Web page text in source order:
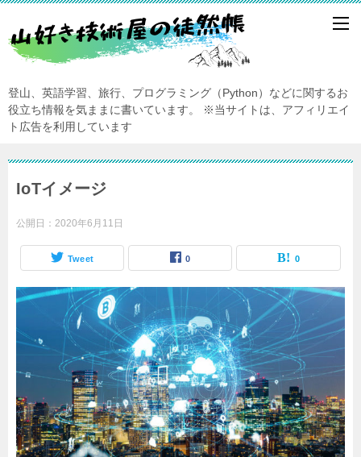
登山、英語学習、旅行、プログラミング（Python）などに関するお
役立ち情報を気ままに書いています。
※当サイトは、アフィリエイ
ト広告を利用しています
IoTイメージ
公開日： 2020年6月11日
Tweet 0 0